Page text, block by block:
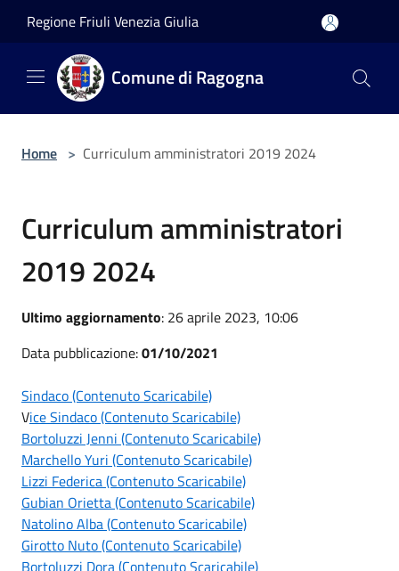
Regione Friuli Venezia Giulia
Comune di Ragogna
Home > Curriculum amministratori 2019 2024
Curriculum amministratori
2019 2024
Ultimo aggiornamento: 26 aprile 2023, 10:06
Data pubblicazione:01/10/2021
Sindaco (Contenuto Scaricabile)
Vice Sindaco (Contenuto Scaricabile)
Bortoluzzi Jenni (Contenuto Scaricabile)
Marchello Yuri (Contenuto Scaricabile)
Lizzi Federica (Contenuto Scaricabile)
Gubian Orietta (Contenuto Scaricabile)
Natolino Alba (Contenuto Scaricabile)
Girotto Nuto (Contenuto Scaricabile)
Bortoluzzi Dora (Contenuto Scaricabile)